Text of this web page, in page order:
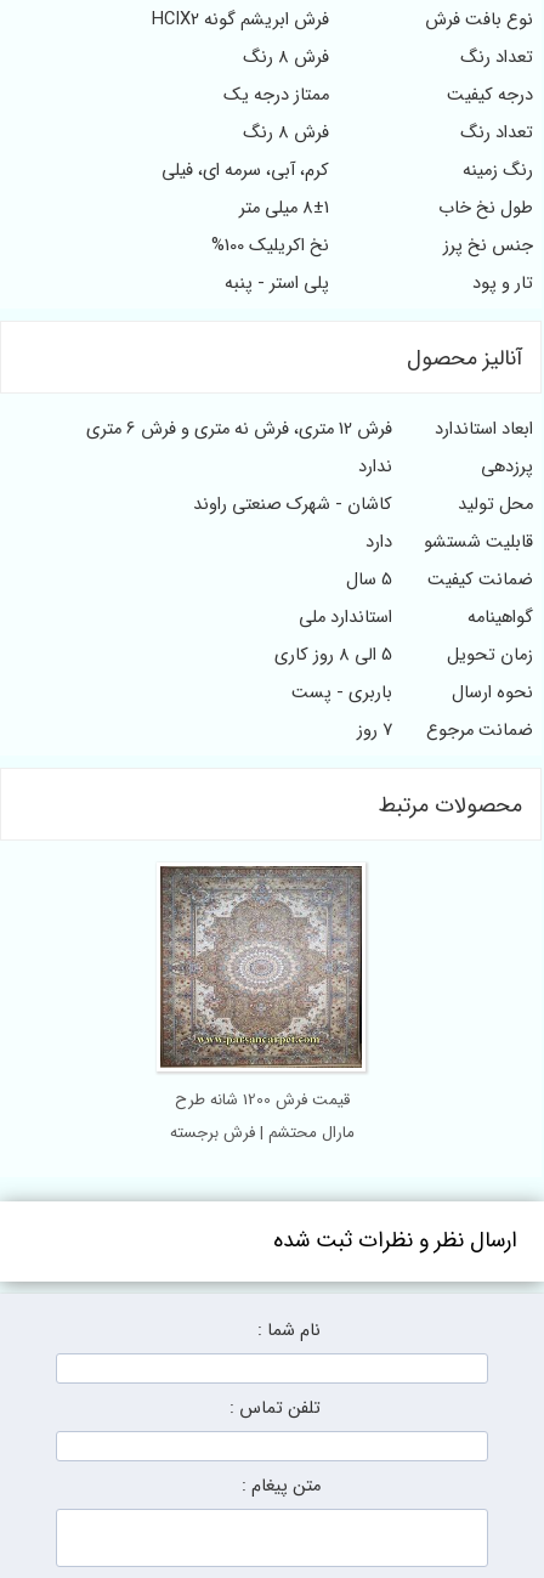
نوع بافت فرش
فرش ابریشم گونه HCIX2
تعداد رنگ
فرش 8 رنگ
درجه کیفیت
ممتاز درجه یک
تعداد رنگ
فرش 8 رنگ
رنگ زمینه
کرم، آبی، سرمه ای، فیلی
طول نخ خاب
8±1 میلی متر
جنس نخ پرز
نخ اکریلیک 100%
تار و پود
پلی استر - پنبه
آنالیز محصول
ابعاد استاندارد
فرش 12 متری، فرش نه متری و فرش 6 متری
پرزدهی
ندارد
محل تولید
کاشان - شهرک صنعتی راوند
قابلیت شستشو
دارد
ضمانت کیفیت
5 سال
گواهینامه
استاندارد ملی
زمان تحویل
5 الی 8 روز کاری
نحوه ارسال
باربری - پست
ضمانت مرجوع
7 روز
محصولات مرتبط
قیمت فرش 1200 شانه طرح
مارال محتشم | فرش برجسته
ارسال نظر و نظرات ثبت شده
نام شما :
تلفن تماس :
متن پیغام :